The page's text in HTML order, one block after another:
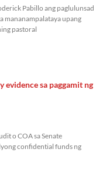
Pabillo ang paglulunsad
mananampalataya upang
pastoral
evidence sa paggamit ng
o COA sa Senate
confidential funds ng